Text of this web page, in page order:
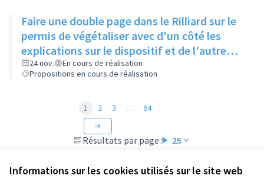
Informations sur les cookies utilisés sur le site web
Faire une double page dans le Rilliard sur le
permis de végétaliser avec d'un côté les
explications sur le dispositif et de l'autre
côté des exemples concrets de lieux à
investir
24 nov.
En cours de réalisation
Propositions en cours de réalisation
Résultats par page : 25
1 2 3 … 64